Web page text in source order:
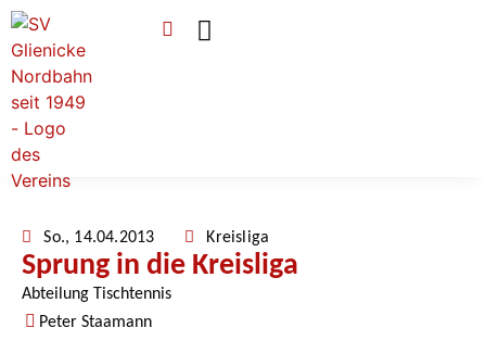
So., 14.04.2013 Kreisliga
Sprung in die Kreisliga
Abteilung Tischtennis
Peter Staamann